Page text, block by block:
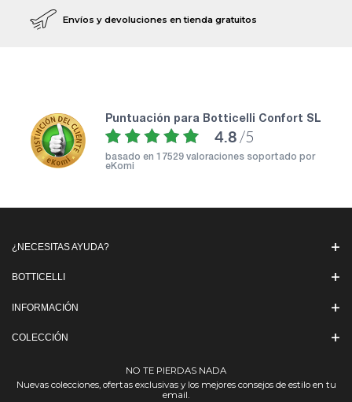
Envíos y devoluciones en tienda gratuitos
puntuación para Botticelli Confort SL
4.8 /5
basado en 17529 valoraciones soportado por
eKomi
¿NECESITAS AYUDA?
BOTTICELLI
INFORMACIÓN
COLECCIÓN
NO TE PIERDAS NADA
Nuevas colecciones, ofertas exclusivas y los mejores consejos de estilo en tu
email.